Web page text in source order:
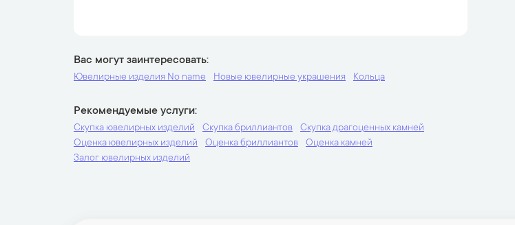
Вас могут заинтересовать
Ювелирные изделия No name Новые ювелирные украшения Кольца
Рекомендуемые услуги
Скупка ювелирных изделий Скупка бриллиантов
Скупка драгоценных камней
Оценка ювелирных изделий
Оценка бриллиантов
Оценка камней
Залог ювелирных изделий